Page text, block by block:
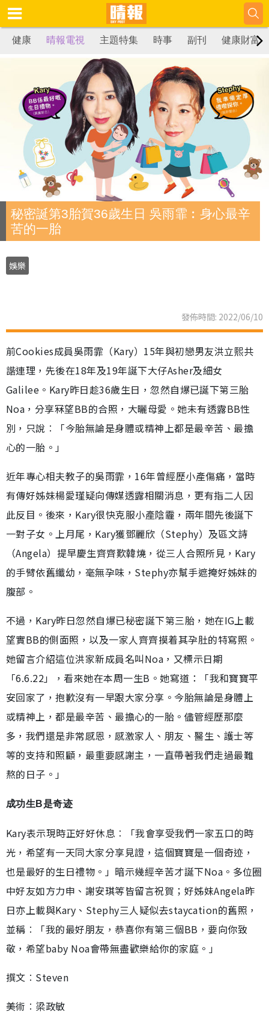
健康 晴報電視 主題特集 時事 副刊 健康財富
秘密誕第3胎賀36歲生日 吳雨霏︰身心最辛
苦的一胎
娛樂
發佈時間: 2022/06/10
前Cookies成員吳雨霏（Kary）15年與初戀男友洪立熙共
諧連理，先後在18年及19年誕下大仔Asher及細女
Galilee。Kary昨日趁36歲生日，忽然自爆已誕下第三胎
Noa，分享冧望BB的合照，大曬母愛。她未有透露BB性
別，只說︰「今胎無論是身體或精神上都是最辛苦、最擔
心的一胎。」
近年專心相夫教子的吳雨霏，16年曾經歷小產傷痛，當時
有傳好姊妹楊愛瑾疑向傳媒透露相關消息，更有指二人因
此反目。後來，Kary很快克服小產陰霾，兩年間先後誕下
一對子女。上月尾，Kary獲鄧麗欣（Stephy）及區文詩
（Angela）提早慶生齊齊歎韓燒，從三人合照所見，Kary
的手臂依舊纖幼，毫無孕味，Stephy亦幫手遮掩好姊妹的
腹部。
不過，Kary昨日忽然自爆已秘密誕下第三胎，她在IG上載
望實BB的側面照，以及一家人齊齊摸着其孕肚的特寫照。
她留言介紹這位洪家新成員名叫Noa，又標示日期
「6.6.22」，看來她在本周一生B。她寫道：「我和寶寶平
安回家了，抱歉沒有一早跟大家分享。今胎無論是身體上
或精神上，都是最辛苦、最擔心的一胎。儘管經歷那麼
多，我們還是非常感恩，感激家人、朋友、醫生、護士等
等的支持和照顧，最重要感謝主，一直帶著我們走過最難
熬的日子。」
成功生B是奇迹
Kary表示現時正好好休息︰「我會享受我們一家五口的時
光，希望有一天同大家分享見證，這個寶寶是一個奇迹，
也是最好的生日禮物。」暗示幾經辛苦才誕下Noa。多位圈
中好友如方力申、謝安琪等皆留言祝賀；好姊妹Angela昨
日亦上載與Kary、Stephy三人疑似去staycation的舊照，
並稱︰「我的最好朋友，恭喜你有第三個BB，要向你致
敬，希望baby Noa會帶無盡歡樂給你的家庭。」
撰文︰Steven
美術︰梁政敏